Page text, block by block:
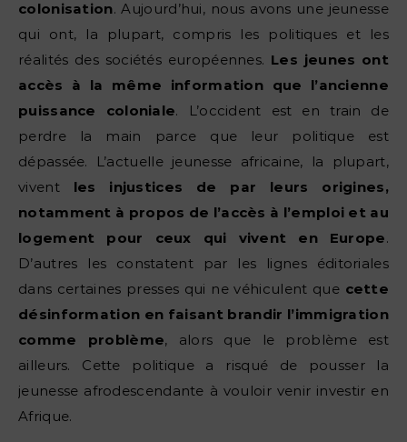
colonisation. Aujourd’hui, nous avons une jeunesse
qui ont, la plupart, compris les politiques et les
réalités des sociétés européennes. Les jeunes ont
accès à la même information que l’ancienne
puissance coloniale. L’occident est en train de
perdre la main parce que leur politique est
dépassée. L’actuelle jeunesse africaine, la plupart,
vivent les injustices de par leurs origines,
notamment à propos de l’accès à l’emploi et au
logement pour ceux qui vivent en Europe.
D’autres les constatent par les lignes éditoriales
dans certaines presses qui ne véhiculent que cette
désinformation en faisant brandir l’immigration
comme problème, alors que le problème est
ailleurs. Cette politique a risqué de pousser la
jeunesse afrodescendante à vouloir venir investir en
Afrique.